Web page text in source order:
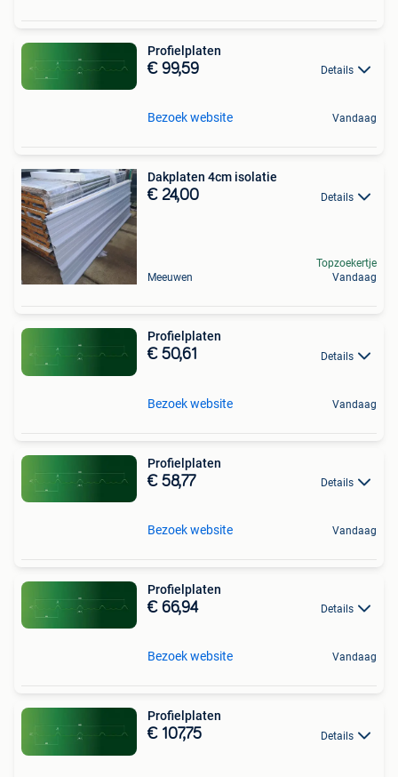
Profielplaten
€ 99,59 Details
Bezoek website Vandaag
Dakplaten 4cm isolatie
€ 24,00 Details
Meeuwen
Topzoekertje
Vandaag
Profielplaten
€ 50,61 Details
Bezoek website Vandaag
Profielplaten
€ 58,77 Details
Bezoek website Vandaag
Profielplaten
€ 66,94 Details
Bezoek website Vandaag
Profielplaten
€ 107,75 Details